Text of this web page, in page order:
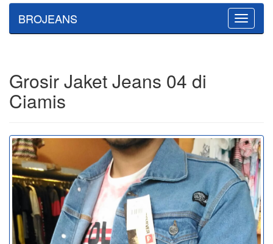
Toggle
BROJEANS
Grosir Jaket Jeans 04 di
Ciamis